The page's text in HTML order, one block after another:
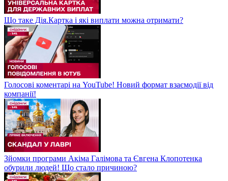
Що таке Дія.Картка і які виплати можна отримати?
Голосові коментарі на YouTube! Новий формат взаємодії від
компанії!
Зйомки програми Акіма Галімова та Євгена Клопотенка
обурили людей! Що стало причиною?